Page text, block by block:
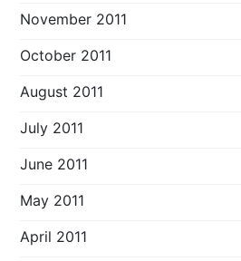
November 2011
October 2011
August 2011
July 2011
June 2011
May 2011
April 2011